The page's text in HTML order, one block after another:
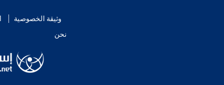
وثيقة الخصوصية
نحن